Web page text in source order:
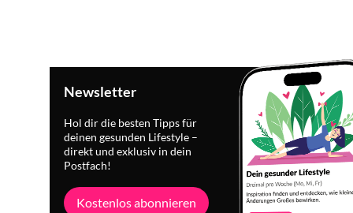
Newsletter
Hol dir die besten Tipps für
deinen gesunden Lifestyle –
direkt und exklusiv in dein
Postfach!
Kostenlos abonnieren